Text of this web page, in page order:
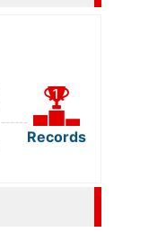
Records